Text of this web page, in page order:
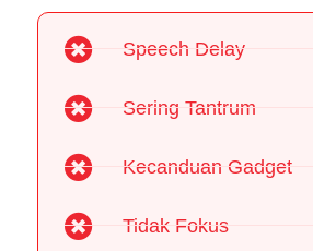
Speech Delay
Sering Tantrum
Kecanduan Gadget
Tidak Fokus